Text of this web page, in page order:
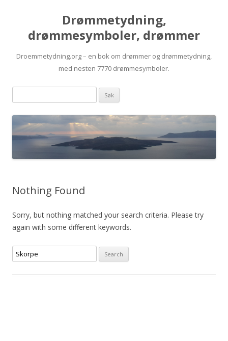
Drømmetydning,
drømmesymboler, drømmer
Droemmetydning.org – en bok om drømmer og drømmetydning,
med nesten 7770 drømmesymboler.
Skip
content
søk:
Nothing Found
Sorry, but nothing matched your search criteria. Please try
again with some different keywords.
S
e